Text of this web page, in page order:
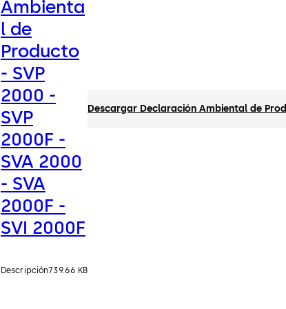
Ambienta
l de
Producto
- SVP
2000 -
SVP
2000F -
SVA 2000
- SVA
2000F -
SVI 2000F
Descripción739.66 KB
Descargar Declaración Ambiental de